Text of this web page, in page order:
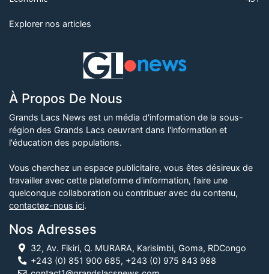
Explorer nos articles
À Propos De Nous
Grands Lacs News est un média d'information de la sous-
région des Grands Lacs oeuvrant dans l'information et
l'éducation des populations.
Vous cherchez un espace publicitaire, vous êtes désireux de
travailler avec cette plateforme d'information, faire une
quelconque collaboration ou contribuer avec du contenu,
contactez-nous ici.
Nos Adresses
32, Av. Fikiri, Q. MURARA, Karisimbi, Goma, RDCongo
+243 (0) 851 900 685, +243 (0) 975 843 988